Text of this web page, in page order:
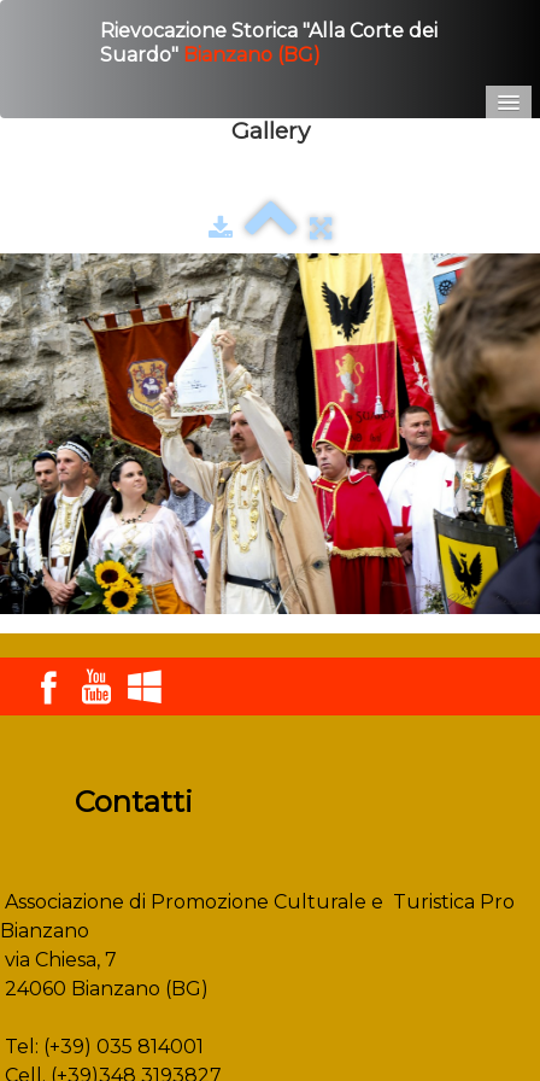
Rievocazione Storica "Alla Corte dei
Suardo" Bianzano (BG)
Contatto
Gallery
Contatti
Associazione di Promozione Culturale e Turistica Pro
Bianzano
via Chiesa, 7
24060 Bianzano (BG)
Tel: (+39) 035 814001
Cell. (+39)348 3193827